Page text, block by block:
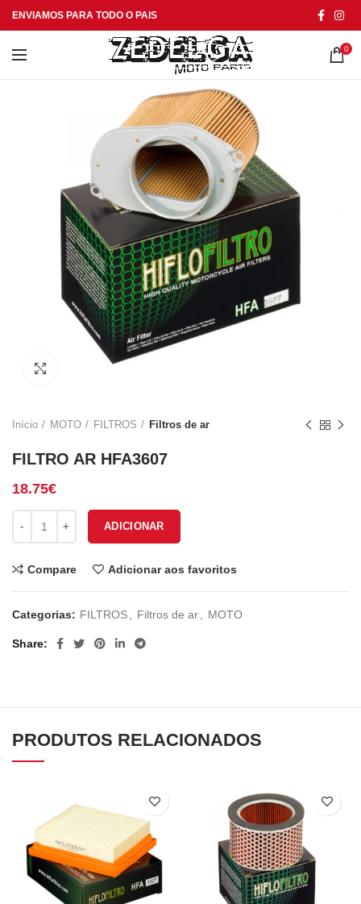
ENVIAMOS PARA TODO O PAIS
0
Click to enlarge
Início MOTO FILTROS Filtros de ar
FILTRO AR HFA3607
18.75€
ADICIONAR
Compare Adicionar aos favoritos
Categorias: FILTROS Filtros de ar MOTO
Share
PRODUTOS RELACIONADOS